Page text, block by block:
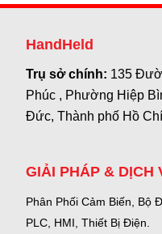
HandHeld
Trụ sở chính: 135
Phúc , Phường Hiệp
Đức, Thành phố Hồ
GIẢI PHÁP & DỊCH
Phân Phối Cảm Biến, Bộ
PLC, HMI, Thiết Bị Điện.